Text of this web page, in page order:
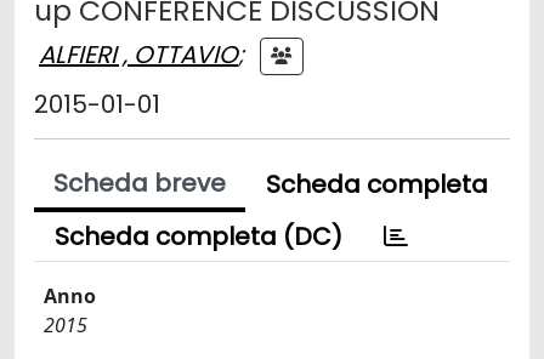
up CONFERENCE DISCUSSION
ALFIERI , OTTAVIO;
2015-01-01
Scheda breve
Scheda completa
Scheda completa (DC)
Anno
2015